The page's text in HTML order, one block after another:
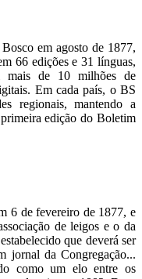
em agosto de 1877,
66 edições e 31 línguas,
mais de 10 milhões de
Em cada país, o BS
regionais, mantendo a
edição do Boletim
6 de fevereiro de 1877, e
de leigos e o da
que deverá ser
jornal da Congregação...
como um elo entre os